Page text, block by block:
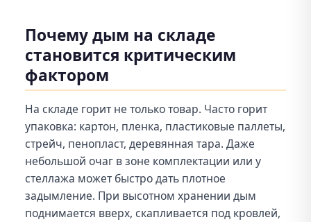
Почему дым на складе
становится критическим
фактором
На складе горит не только товар. Часто горит
упаковка: картон, пленка, пластиковые паллеты,
стрейч, пенопласт, деревянная тара. Даже
небольшой очаг в зоне комплектации или у
стеллажа может быстро дать плотное
задымление. При высотном хранении дым
поднимается вверх, скапливается под кровлей,